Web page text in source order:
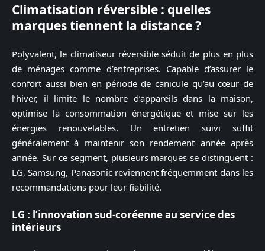
Climatisation réversible : quelles
marques tiennent la distance ?
Polyvalent, le climatiseur réversible séduit de plus en plus
de ménages comme d’entreprises. Capable d’assurer le
confort aussi bien en période de canicule qu’au cœur de
l’hiver, il limite le nombre d’appareils dans la maison,
optimise la consommation énergétique et mise sur les
énergies renouvelables. Un entretien suivi suffit
généralement à maintenir son rendement année après
année. Sur ce segment, plusieurs marques se distinguent :
LG, Samsung, Panasonic reviennent fréquemment dans les
recommandations pour leur fiabilité.
LG : l’innovation sud-coréenne au service des
intérieurs